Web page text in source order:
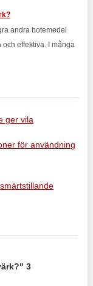
andra botemedel
och effektiva. I många
ger vila
för användning
3